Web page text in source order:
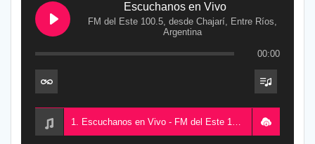
Escuchanos en Vivo
FM del Este 100.5, desde Chajarí, Entre Ríos,
Argentina
00:00
1. Escuchanos en Vivo - FM del Este 100.5, desde Chajarí, Entre Ríos, Argentina